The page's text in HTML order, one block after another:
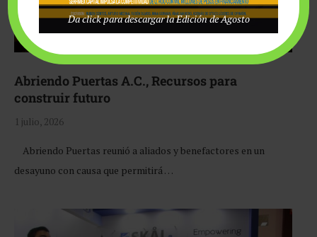
Abriendo Puertas A.C., Recursos para
construir futuro
1 julio, 2026
Abriendo Puertas reunió a aliados y benefactores en un
desayuno con causa que permitirá …
Da click para descargar la Edición de Agosto